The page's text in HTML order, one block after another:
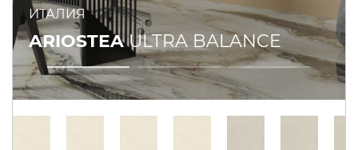
ИТАЛИЯ
ARIOSTEAULTRA BALANCE